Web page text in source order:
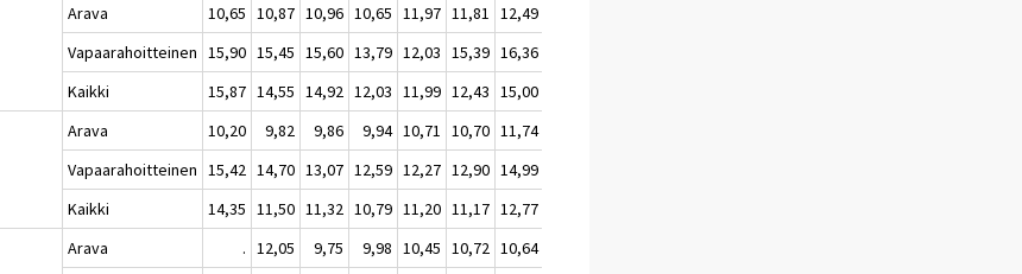
Arava 10,65 10,87 10,96 10,65 11,97 11,81 12,49
Vapaarahoitteinen 15,90 15,45 15,60 13,79 12,03 15,39 16,36
Kaikki
15,87 14,55 14,92 12,03 11,99 12,43 15,00
Arava 10,20 9,82 9,86 9,94 10,71 10,70 11,74
Vapaarahoitteinen 15,42 14,70 13,07 12,59 12,27 12,90 14,99
Kaikki
14,35 11,50 11,32 10,79 11,20 11,17 12,77
Arava . 12,05 9,75 9,98 10,45 10,72 10,64